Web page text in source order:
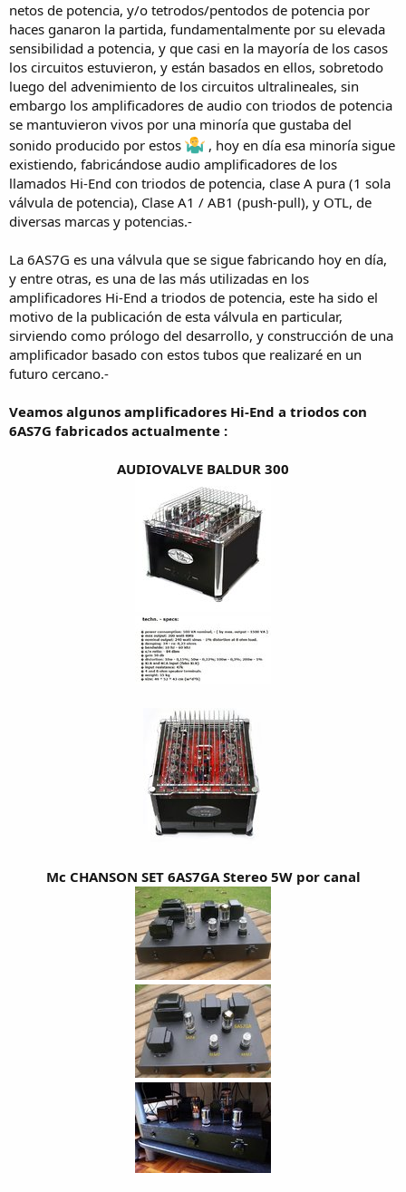
netos de potencia, y/o tetrodos/pentodos de potencia por
haces ganaron la partida, fundamentalmente por su elevada
sensibilidad a potencia, y que casi en la mayoría de los casos
los circuitos estuvieron, y están basados en ellos, sobretodo
luego del advenimiento de los circuitos ultralineales, sin
embargo los amplificadores de audio con triodos de potencia
se mantuvieron vivos por una minoría que gustaba del
sonido producido por estos
, hoy en día esa minoría sigue
existiendo, fabricándose audio amplificadores de los
llamados Hi-End con triodos de potencia, clase A pura (1 sola
válvula de potencia), Clase A1 / AB1 (push-pull), y OTL, de
diversas marcas y potencias.-
La 6AS7G es una válvula que se sigue fabricando hoy en día,
y entre otras, es una de las más utilizadas en los
amplificadores Hi-End a triodos de potencia, este ha sido el
motivo de la publicación de esta válvula en particular,
sirviendo como prólogo del desarrollo, y construcción de una
amplificador basado con estos tubos que realizaré en un
futuro cercano.-
Veamos algunos amplificadores Hi-End a triodos con
6AS7G fabricados actualmente :
AUDIOVALVE BALDUR 300
Mc CHANSON SET 6AS7GA Stereo 5W por canal